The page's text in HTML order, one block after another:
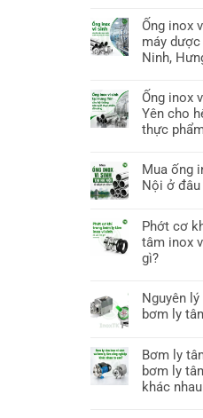
Ống inox
máy
Ninh,
Ống inox
Yên cho
thực
Mua ống
Nội ở đâu
Phớt cơ
tâm inox
gì?
Nguyên
bơm ly
Bơm ly
bơm ly
khác